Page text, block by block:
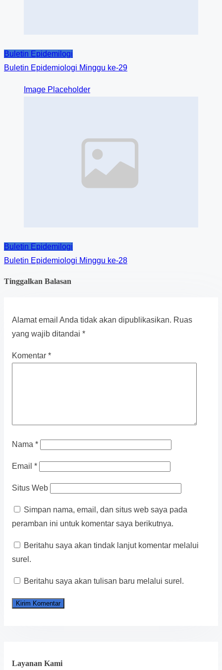
Buletin Epidemilogi
Buletin Epidemiologi Minggu ke-29
Image Placeholder
Buletin Epidemilogi
Buletin Epidemiologi Minggu ke-28
Tinggalkan Balasan
Alamat email Anda tidak akan dipublikasikan. Ruas
yang wajib ditandai *
Komentar *
Nama *
Email *
Situs Web
Simpan nama, email, dan situs web saya pada
peramban ini untuk komentar saya berikutnya.
Beritahu saya akan tindak lanjut komentar melalui
surel.
Beritahu saya akan tulisan baru melalui surel.
Layanan Kami